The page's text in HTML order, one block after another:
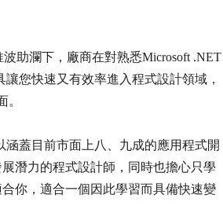
助瀾下，廠商在對熟悉Microsoft .NET
您快速又有效率進入程式設計領域，
涵蓋目前市面上八、九成的應用程式開
潛力的程式設計師，同時也擔心只學
你，適合一個因此學習而具備快速變